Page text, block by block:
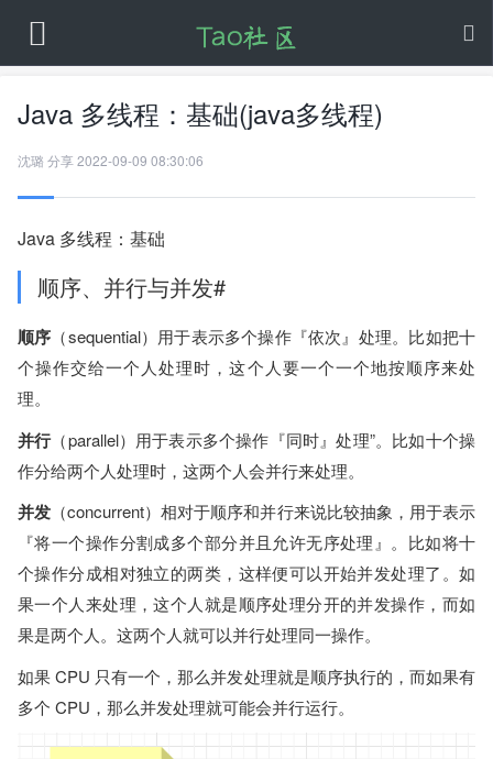
Java 多线程：基础(java多线程)
沈璐 分享2022-09-09 08:30:06
Java 多线程：基础
顺序、并行与并发#
顺序 （sequential）用于表示多个操作『依次』处理。比如把十
个操作交给一个人处理时，这个人要一个一个地按顺序来处
理。
并行（parallel）用于表示多个操作『同时』处理”。比如十个操
作分给两个人处理时，这两个人会并行来处理。
并发 （concurrent）相对于顺序和并行来说比较抽象，用于表示
『将一个操作分割成多个部分并且允许无序处理』。比如将十
个操作分成相对独立的两类，这样便可以开始并发处理了。如
果一个人来处理，这个人就是顺序处理分开的并发操作，而如
果是两个人。这两个人就可以并行处理同一操作。
如果 CPU 只有一个，那么并发处理就是顺序执行的，而如果有
多个 CPU，那么并发处理就可能会并行运行。